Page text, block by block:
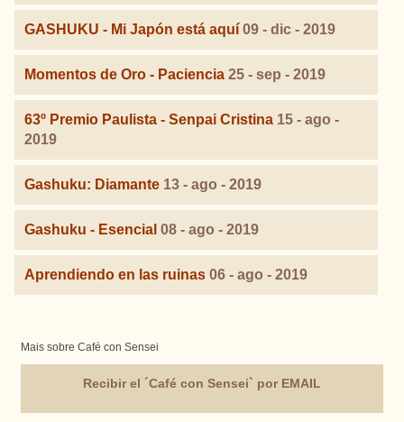
GASHUKU - Mi Japón está aquí 09 - dic - 2019
Momentos de Oro - Paciencia 25 - sep - 2019
63º Premio Paulista - Senpai Cristina 15 - ago -
2019
Gashuku: Diamante 13 - ago - 2019
Gashuku - Esencial 08 - ago - 2019
Aprendiendo en las ruinas 06 - ago - 2019
Mais sobre Café con Sensei
Recibir el ´Café con Sensei` por EMAIL